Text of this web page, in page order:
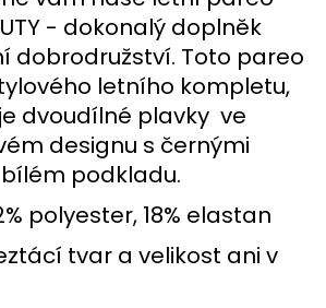
- dokonalý doplněk
dobrodružství. Toto pareo
letního kompletu,
dvoudílné plavky ve
designu s černými
podkladu.
polyester, 18% elastan
tvar a velikost ani v
HLEDAT